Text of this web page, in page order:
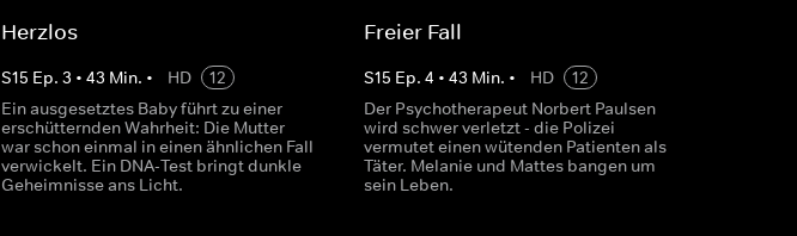
Herzlos
S15 Ep. 3 • 43 Min. • HD
12
Ein ausgesetztes Baby führt zu einer
erschütternden Wahrheit: Die Mutter
war schon einmal in einen ähnlichen Fall
verwickelt. Ein DNA-Test bringt dunkle
Geheimnisse ans Licht.
Freier Fall
S15 Ep. 4 • 43 Min. • HD
12
Der Psychotherapeut Norbert Paulsen
wird schwer verletzt - die Polizei
vermutet einen wütenden Patienten als
Täter. Melanie und Mattes bangen um
sein Leben.